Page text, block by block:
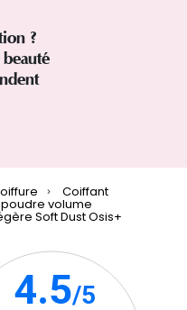
?
Coiffant
volume
Soft Dust Osis+